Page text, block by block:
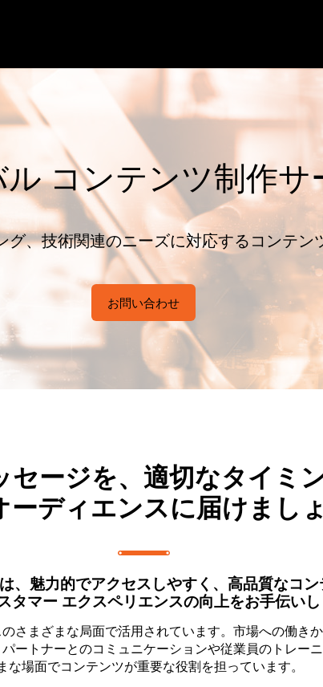
コンテンツ制作サ
、技術関連のニーズに対応するコンテ
お問い合わせ
セージを、適切なタイミ
ーディエンスに届けまし
、魅力的でアクセスしやすく、高品質なコ
タマー エクスペリエンスの向上をお手伝い
さまざまな局面で活用されています。市場への働き
ートナーとのコミュニケーションや従業員のトレー
な場面でコンテンツが重要な役割を担っています。